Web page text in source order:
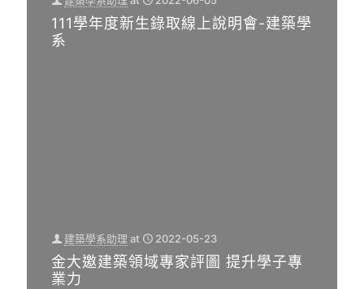
111學年度新生錄取線上說明會-建築學
系
建築學系助理 at 2022-05-23
金大邀建築領域專家評圖 提升學子專
業力